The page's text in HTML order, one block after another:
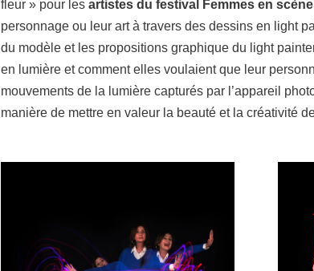
fleur » pour les artistes du festival Femmes en
personnage ou leur art à travers des dessins en light
du modèle et les propositions graphique du light
en lumière et comment elles voulaient que leur
mouvements de la lumière capturés par l’appareil
manière de mettre en valeur la beauté et la créativité